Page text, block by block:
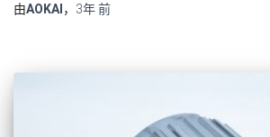
由AOKAI ， 3年前